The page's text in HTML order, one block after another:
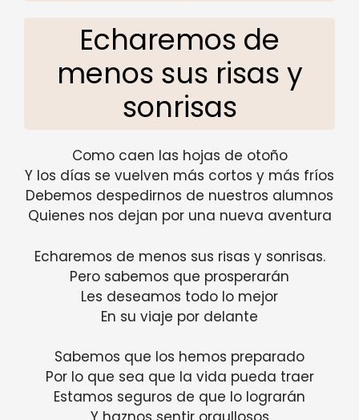
Echaremos de
menos sus risas y
sonrisas
Como caen las hojas de otoño
Y los días se vuelven más cortos y más fríos
Debemos despedirnos de nuestros alumnos
Quienes nos dejan por una nueva aventura
Echaremos de menos sus risas y sonrisas.
Pero sabemos que prosperarán
Les deseamos todo lo mejor
En su viaje por delante
Sabemos que los hemos preparado
Por lo que sea que la vida pueda traer
Estamos seguros de que lo lograrán